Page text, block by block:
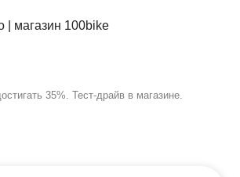
35%. Тест-драйв в магазине.